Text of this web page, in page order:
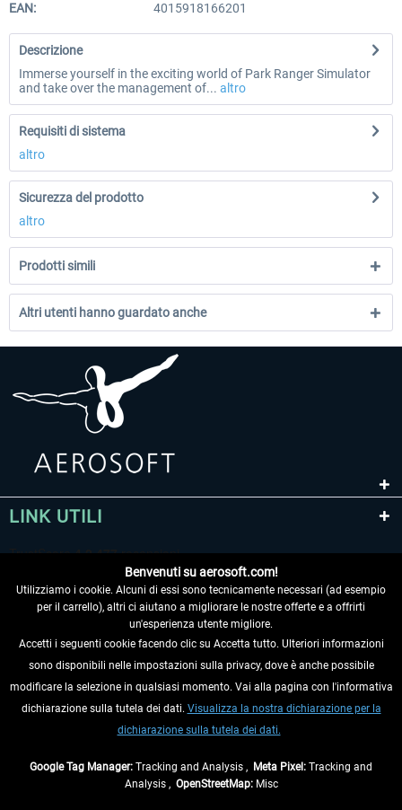
EAN:
4015918166201
Descrizione
Immerse yourself in the exciting world of Park Ranger Simulator
and take over the management of... altro
Requisiti di sistema
altro
Sicurezza del prodotto
altro
Prodotti simili
Altri utenti hanno guardato anche
LINK UTILI
RECEDERE DAL CONTRATTO
INFORMAZIONI
Benvenuti su aerosoft.com!
Utilizziamo i cookie. Alcuni di essi sono tecnicamente necessari (ad esempio
per il carrello), altri ci aiutano a migliorare le nostre offerte e a offrirti
un'esperienza utente migliore.
Accetti i seguenti cookie facendo clic su Accetta tutto. Ulteriori informazioni
sono disponibili nelle impostazioni sulla privacy, dove è anche possibile
modificare la selezione in qualsiasi momento. Vai alla pagina con l'informativa
dichiarazione sulla tutela dei dati. Visualizza la nostra dichiarazione per la
dichiarazione sulla tutela dei dati.
Google Tag Manager: Tracking and Analysis , Meta Pixel: Tracking and
Analysis , OpenStreetMap:Misc